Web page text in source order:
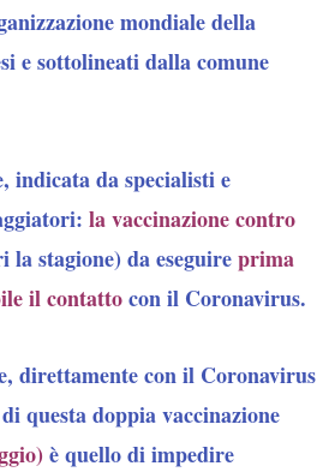
mondiale della
e sottolineati dalla comune
indicata da specialisti e
la vaccinazione contro
la stagione) da eseguireprima
il contattocon il Coronavirus.
direttamente con il Coronavirus
questa doppia vaccinazione
è quello di impedire